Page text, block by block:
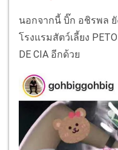
นอกจากนี้ บิ๊ก อชิรพล
โรงแรมสัตว์เลี้ยง
DE CIA อีกด้วย